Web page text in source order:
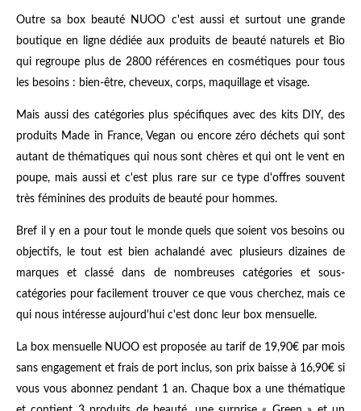
Outre sa box beauté NUOO c'est aussi et surtout une grande
boutique en ligne dédiée aux produits de beauté naturels et Bio
qui regroupe plus de 2800 références en cosmétiques pour tous
les besoins : bien-être, cheveux, corps, maquillage et visage.
Mais aussi des catégories plus spécifiques avec des kits DIY, des
produits Made in France, Vegan ou encore zéro déchets qui sont
autant de thématiques qui nous sont chères et qui ont le vent en
poupe, mais aussi et c'est plus rare sur ce type d'offres souvent
très féminines des produits de beauté pour hommes.
Bref il y en a pour tout le monde quels que soient vos besoins ou
objectifs, le tout est bien achalandé avec plusieurs dizaines de
marques et classé dans de nombreuses catégories et sous-
catégories pour facilement trouver ce que vous cherchez, mais ce
qui nous intéresse aujourd'hui c'est donc leur box mensuelle.
La box mensuelle NUOO est proposée au tarif de 19,90€ par mois
sans engagement et frais de port inclus, son prix baisse à 16,90€ si
vous vous abonnez pendant 1 an. Chaque box a une thématique